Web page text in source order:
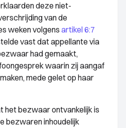
deze niet-
van de
weken volgens artikel 6:7
vast dat appellante via
had gemaakt,
waarin zij aangaf
mede gelet op haar
het bezwaar ontvankelijk is
bezwaren inhoudelijk